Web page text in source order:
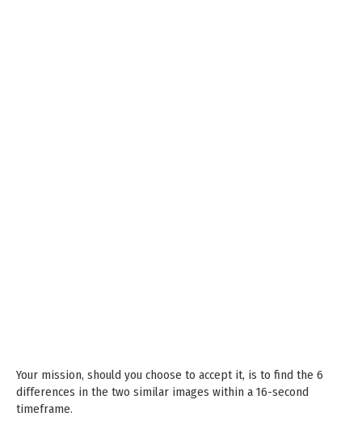
Your mission, should you choose to accept it, is to find the 6
differences in the two similar images within a 16-second
timeframe.